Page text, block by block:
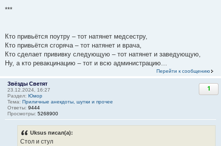
***
Кто привьётся поутру – тот натянет медсестру,
Кто привьётся сгоряча – тот натянет и врача,
Кто сделает прививку следующую – тот натянет и заведующую,
Ну, а кто ревакцинацию – тот и всю администрацию…
Перейти к сообщению
Звёзды Светят
23.12.2024, 16:27
Раздел: Юмор
Тема: Приличные анекдоты, шутки и прочее
Ответы: 9444
Просмотры: 5268900
1
Uksus писал(а):
Стол и стул